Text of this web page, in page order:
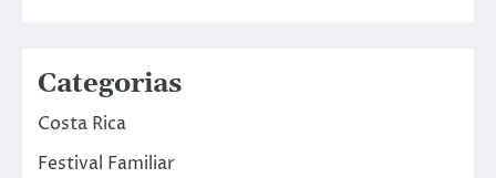
Categorias
Costa Rica
Festival Familiar